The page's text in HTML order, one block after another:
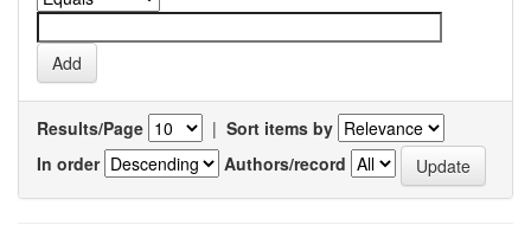
Results/Page | Sort items by
In order
Authors/record